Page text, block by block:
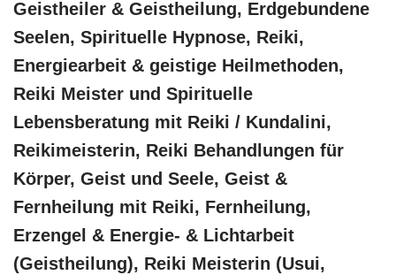
Geistheiler & Geistheilung, Erdgebundene
Seelen, Spirituelle Hypnose, Reiki,
Energiearbeit & geistige Heilmethoden,
Reiki Meister und Spirituelle
Lebensberatung mit Reiki / Kundalini,
Reikimeisterin, Reiki Behandlungen für
Körper, Geist und Seele, Geist &
Fernheilung mit Reiki, Fernheilung,
Erzengel & Energie- & Lichtarbeit
(Geistheilung), Reiki Meisterin (Usui,